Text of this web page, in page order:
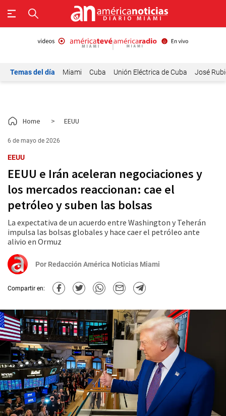
Temas del día Miami Cuba Unión Eléctrica de Cuba José
Home > EEUU
6 de mayo de 2026
EEUU
EEUU e Irán aceleran negociaciones y
los mercados reaccionan: cae el
petróleo y suben las bolsas
La expectativa de un acuerdo entre Washington y Teherán
impulsa las bolsas globales y hace caer el petróleo ante
alivio en Ormuz
Por Redacción América Noticias Miami
Compartir en: